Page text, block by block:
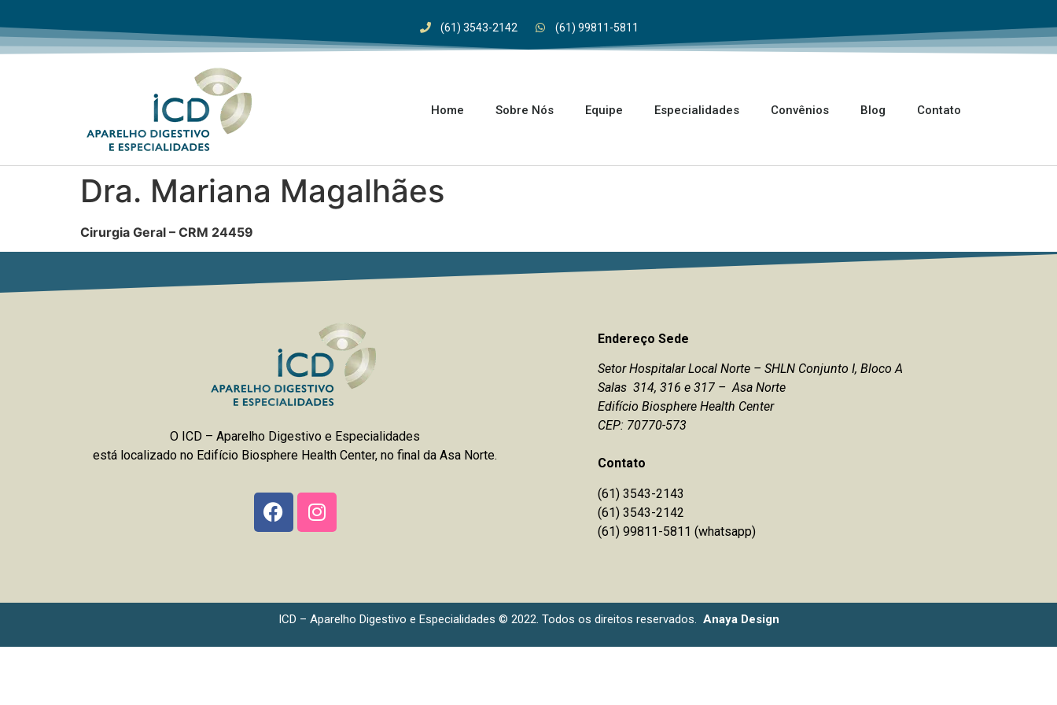
(61) 3543-2142 (61) 99811-5811
Home Sobre Nós Equipe Especialidades Convênios Blog Contato
Dra. Mariana Magalhães
Cirurgia Geral – CRM 24459
O ICD – Aparelho Digestivo e Especialidades
está localizado no Edifício Biosphere Health Center, no final da Asa Norte.
Endereço Sede
Setor Hospitalar Local Norte – SHLN Conjunto I, Bloco A
Salas 314, 316 e 317 – Asa Norte
Edifício Biosphere Health Center
CEP: 70770-573
Contato
(61) 3543-2143
(61)3543-2142
(61) 99811-5811 (whatsapp)
ICD – Aparelho Digestivo e Especialidades © 2022. Todos os direitos reservados. Anaya Design